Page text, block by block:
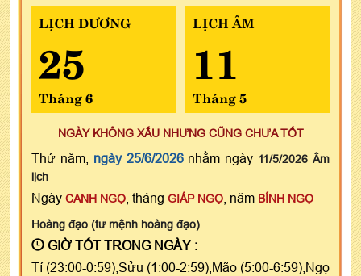
LỊCH DƯƠNG
25
Tháng 6
LỊCH ÂM
11
Tháng 5
NGÀY KHÔNG XẤU NHƯNG CŨNG CHƯA TỐT
Thứ năm, ngày 25/6/2026nhằm ngày 11/5/2026 Âm
lịch
Ngày CANH NGỌ , tháng GIÁP NGỌ , năm BÍNH NGỌ
Hoàng đạo (tư mệnh hoàng đạo)
GIỜ TỐT TRONG NGÀY :
Tí (23:00-0:59),Sửu (1:00-2:59),Mão (5:00-6:59),Ngọ